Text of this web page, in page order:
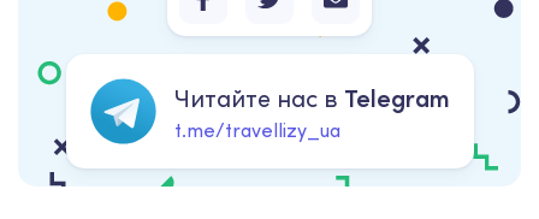
Читайте нас в Telegram
t.me/travellizy_ua